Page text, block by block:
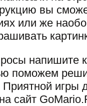
вы
или же
напишите
поможем
игры
сайт